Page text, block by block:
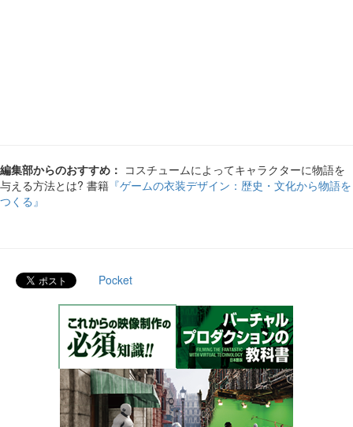
編集部からのおすすめ： コスチュームによってキャラクターに物語を
与える方法とは? 書籍 『ゲームの衣装デザイン：歴史・文化から物語を
つくる』
Pocket